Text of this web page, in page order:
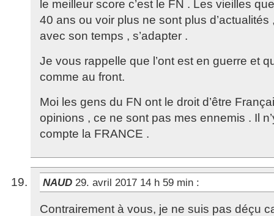
le meilleur score c’est le FN . Les vieilles
40 ans ou voir plus ne sont plus d’actualités
avec son temps , s’adapter .
Je vous rappelle que l’ont est en guerre et
comme au front.
Moi les gens du FN ont le droit d’être
opinions , ce ne sont pas mes ennemis . Il
compte la FRANCE .
NAUD 29. avril 2017 14 h 59 min :
Contrairement à vous, je ne suis pas déçu